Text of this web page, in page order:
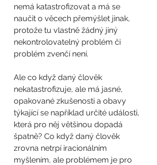
nemá katastrofizovat a má se
naučit o věcech přemýšlet jinak,
protože tu vlastně žádný jiný
nekontrolovatelný problém či
problém zvenčí není.
Ale co když daný člověk
nekatastrofizuje, ale má jasné,
opakované zkušenosti a obavy
týkající se například určité události,
která pro něj většinou dopadá
špatně? Co když daný člověk
zrovna netrpí iracionálním
myšlením, ale problémem je pro